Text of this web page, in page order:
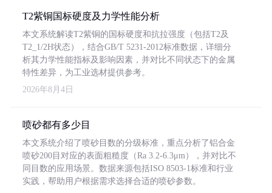
T2紫铜国标硬度及力学性能分析
本文系统解读T2紫铜的国标硬度和抗拉强度（包括T2及
T2_1/2H状态），结合GB/T 5231-2012标准数据，详细分
析其力学性能指标及影响因素，并对比不同状态下的金属
特性差异，为工业选材提供参考。
2026年8月4日
喷砂都有多少目
本文系统介绍了喷砂目数的分级标准，重点分析了铝合金
喷砂200目对应的表面粗糙度（Ra 3.2-6.3μm），并对比不
同目数的应用场景。数据来源包括ISO 8503-1标准和行业
实践，帮助用户根据需求选择合适的喷砂参数。